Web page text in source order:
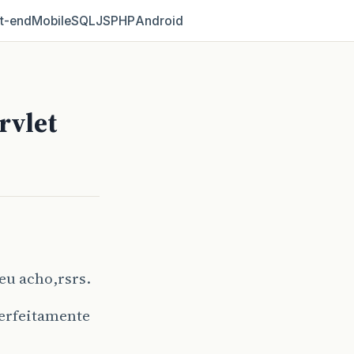
MobileSQLJSPHPAndroid
acho,rsrs.